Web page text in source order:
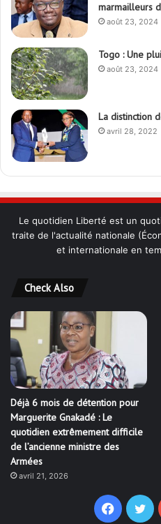
marmailleurs
août 23, 2024
Togo : Une
août 23, 2024
La distinction
avril 28, 2022
Le quotidien Liberté est un
traite de l'actualité nationale
et internationale en
Check Also
Déjà 6 mois de détention pour
Marguerite Gnakadé : Le
quotidien extrêmement difficile
de l’ancienne ministre des
Armées
avril 21, 2026